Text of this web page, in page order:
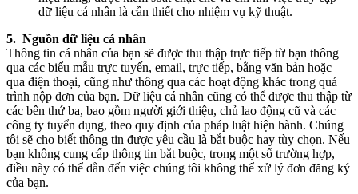
dữ liệu cá nhân là cần thiết cho nhiệm vụ kỹ thuật.
5. Nguồn dữ liệu cá nhân
Thông tin cá nhân của bạn sẽ được thu thập trực tiếp từ bạn thông
qua các biểu mẫu trực tuyến, email, trực tiếp, bằng văn bản hoặc
qua điện thoại, cũng như thông qua các hoạt động khác trong quá
trình nộp đơn của bạn. Dữ liệu cá nhân cũng có thể được thu thập từ
các bên thứ ba, bao gồm người giới thiệu, chủ lao động cũ và các
công ty tuyển dụng, theo quy định của pháp luật hiện hành. Chúng
tôi sẽ cho biết thông tin được yêu cầu là bắt buộc hay tùy chọn. Nếu
bạn không cung cấp thông tin bắt buộc, trong một số trường hợp,
điều này có thể dẫn đến việc chúng tôi không thể xử lý đơn đăng ký
của bạn.